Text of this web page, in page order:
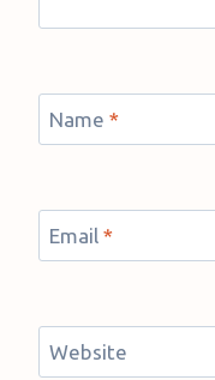
Name *
Email *
Website